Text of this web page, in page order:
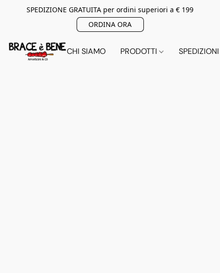
SPEDIZIONE GRATUITA per ordini superiori a € 199
ORDINA ORA
CHI SIAMO PRODOTTI SPEDIZIONI